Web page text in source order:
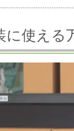
に使える